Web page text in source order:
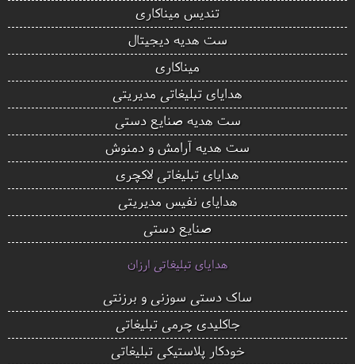
تندیس میناکاری
ست هدیه دیجیتال
میناکاری
هدایای تبلیغاتی مدیریتی
ست هدیه صنایع دستی
ست هدیه آرامش و دمنوش
هدایای تبلیغاتی لاکچری
هدایای نفیس مدیریتی
صنایع دستی
هدایای تبلیغاتی ارزان
ساک دستی سوزنی و برزنتی
جاکلیدی چرمی تبلیغاتی
خودکار پلاستیکی تبلیغاتی